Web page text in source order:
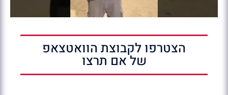
הצטרפו לקבוצת הוואטצאפ
של אם תרצו